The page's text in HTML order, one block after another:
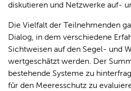
diskutieren und Netzwerke auf-
Die Vielfalt der Teilnehmenden
Dialog, in dem verschiedene
Sichtweisen auf den Segel- und
wertgeschätzt werden. Der
bestehende Systeme zu
für den Meeresschutz zu